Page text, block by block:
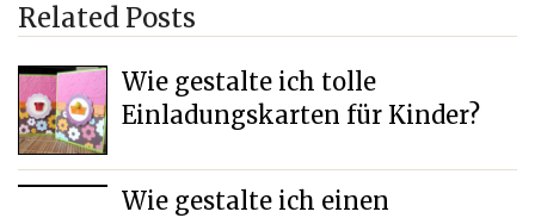
Related Posts
Wie gestalte ich tolle
Einladungskarten für Kinder?
Wie gestalte ich einen